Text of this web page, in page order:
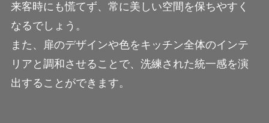
来客時にも慌てず、常に美しい空間を保ちやすく
なるでしょう。
また、扉のデザインや色をキッチン全体のインテ
リアと調和させることで、洗練された統一感を演
出することができます。